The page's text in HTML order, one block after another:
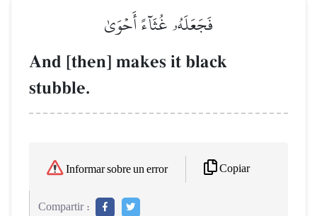
فَجَعَلَهُۥ غُثَآءً أَحۡوَىٰ
And [then] makes it black
stubble.
Informar sobre un error Copiar
Compartir :